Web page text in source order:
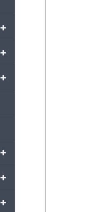
+
+
+
+
+
+